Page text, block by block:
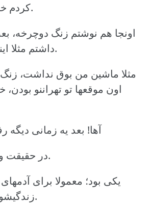
کردم خرید و فروش ژیان.
اونجا هم نوشتم زنگ دوچرخه،
داشتم مثلا اینجاها پیاده میکردم.
مثلا ماشین من بوق نداشت،
اون موقعها تو تهراننو
آها! بعد یه زمانی دیگه
در حقیقت وارد دانشگاه شدم.
یکی بود؛ معمولا برای
زندگیشون رو عوض میکنه.